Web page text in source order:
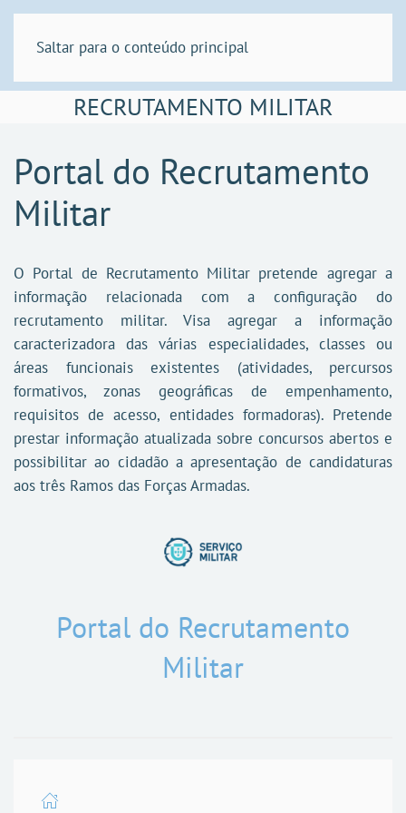
Saltar para o conteúdo principal
RECRUTAMENTO MILITAR
Portal do Recrutamento
Militar
O Portal de Recrutamento Militar pretende agregar a
informação relacionada com a configuração do
recrutamento militar. Visa agregar a informação
caracterizadora das várias especialidades, classes ou
áreas funcionais existentes (atividades, percursos
formativos, zonas geográficas de empenhamento,
requisitos de acesso, entidades formadoras). Pretende
prestar informação atualizada sobre concursos abertos e
possibilitar ao cidadão a apresentação de candidaturas
aos três Ramos das Forças Armadas.
Portal do Recrutamento
Militar